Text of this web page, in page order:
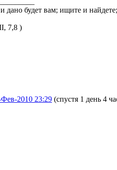
дано будет вам; ищите и
7,8 )
Фев-2010 23:29 (спустя 1 день 4